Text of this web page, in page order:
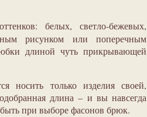
белых, светло-бежевых,
рисунком или поперечным
длиной чуть прикрывающей
носить только изделия своей,
длина – и вы навсегда
при выборе фасонов брюк.